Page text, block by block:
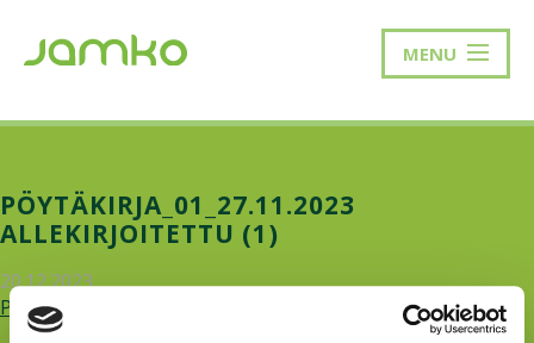
MENU
PÖYTÄKIRJA_01_27.11.2023
ALLEKIRJOITETTU (1)
20.12.2023
Poytakirja_01_27.11.2023-allekirjoitettu-1.pdf